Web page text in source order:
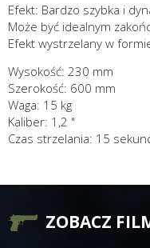
Efekt: Bardzo szybka i
Może być idealnym
Efekt wystrzelany w
Wysokość: 230 mm
Szerokość: 600 mm
Waga: 15 kg
Kaliber: 1,2 "
Czas strzelania: 15
ZOBACZ